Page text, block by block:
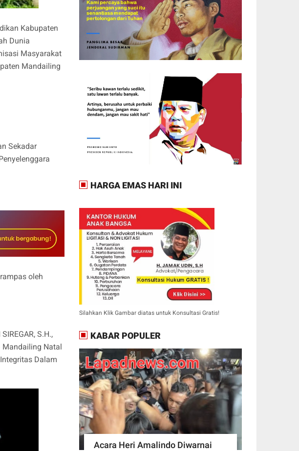
Kabupaten
Dunia
Masyarakat
Mandailing
Sekadar
oleh
S.H.,
Mandailing Natal
Dalam
HARGA EMAS HARI INI
Silahkan Klik Gambar diatas untuk Konsultasi Gratis!
KABAR POPULER
Acara Heri Amalindo Diwarnai